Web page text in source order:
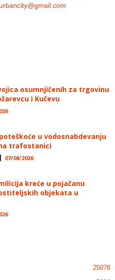
osumnjičenih za trgovinu
i Kučevu
u vodosnabdevanju
trafostanici
07/08/2026
kreće u pojačanu
objekata u
25078